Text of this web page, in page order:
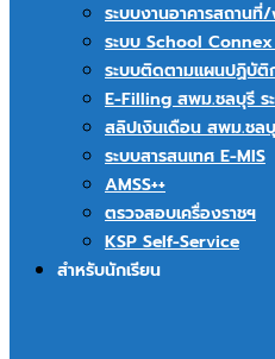
ระบบงานอาคารสถานที่
ระบบ School
ระบบติดตามแผนปฏิบัติ
E-Filling สพม.ชลบุรี ร
สลิปเงินเดือน สพม.ชล
ระบบสารสนเทศ E-MIS
AMSS++
ตรวจสอบเครื่องราชฯ
KSP Self-Service
สำหรับนักเรียน